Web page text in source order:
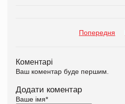
Попередня
Коментарі
Ваш коментар буде першим.
Додати коментар
Ваше імя*